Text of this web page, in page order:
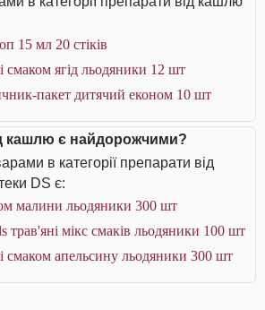
15 мл 20 стіків
смаком ягід льодяники 12 шт
пакет дитячий економ 10 шт
кашлю є найдорожчими?
в категорії препарати від
DS є:
малини льодяники 300 шт
трав'яні мікс смаків льодяники 100 шт
смаком апельсину льодяники 300 шт